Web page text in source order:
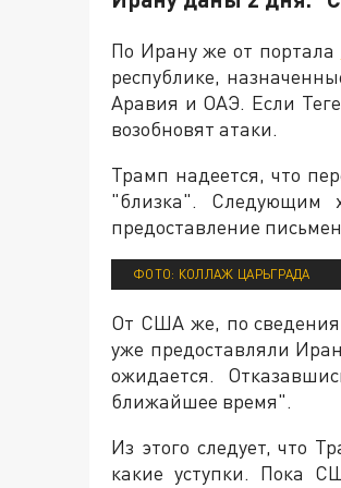
По Ирану же от портала
республике,
Аравия и ОАЭ. Если
возобновят атаки.
Трамп надеется, что
"близка". Следующим
предоставление
ФОТО: КОЛЛАЖ ЦАРЬГРАДА
От США же, по
уже предоставляли
ожидается.
ближайшее время".
Из этого следует, что
какие уступки. Пока